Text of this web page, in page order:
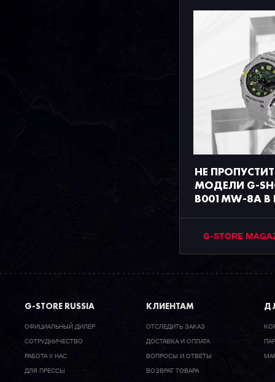
НЕ
МОДЕЛИ G-
B001MW-8A
G-STORE
G-STORE RUSSIA
ОФИЦИАЛЬНЫЙ ДИЛЕР
CОТРУДНИЧЕСТВО
РАБОТА У НАС
ДЛЯ ПРЕССЫ
КЛИЕНТАМ
ОТСЛЕДИТЬ ЗАКАЗ
ДОСТАВКА И ОПЛАТА
ВОПРОСЫ И ОТВЕТЫ
ВОЗВРАТ ТОВАРА